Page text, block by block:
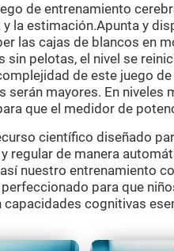
de entrenamiento
la estimación.Apunta y
las cajas de blancos en
sin pelotas, el nivel se
de este juego
serán mayores. En niveles
que el medidor de
científico diseñado
regular de manera
nuestro entrenamiento
para que
capacidades cognitivas